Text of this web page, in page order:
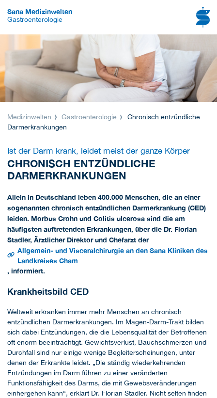
Sana Medizinwelten
Gastroenterologie
Medizinwelten Gastroenterologie
Chronisch entzündliche
Darmerkrankungen
Ist der Darm krank, leidet meist der ganze Körper
CHRONISCH ENTZÜNDLICHE
DARMERKRANKUNGEN
Allein in Deutschland leben 400.000 Menschen, die an einer
sogenannten chronisch entzündlichen Darmerkrankung (CED)
leiden. Morbus Crohn und Colitis ulcerosa sind die am
häufigsten auftretenden Erkrankungen, über die Dr. Florian
Stadler, Ärztlicher Direktor und Chefarzt der
Allgemein- und Visceralchirurgie an den Sana Kliniken des
Landkreises Cham
, informiert.
Krankheitsbild CED
Weltweit erkranken immer mehr Menschen an chronisch
entzündlichen Darmerkrankungen. Im Magen-Darm-Trakt bilden
sich dabei Entzündungen, die die Lebensqualität der Betroffenen
oft enorm beeinträchtigt. Gewichtsverlust, Bauchschmerzen und
Durchfall sind nur einige wenige Begleiterscheinungen, unter
denen der Erkrankte leidet. „Die ständig wiederkehrenden
Entzündungen im Darm führen zu einer veränderten
Funktionsfähigkeit des Darms, die mit Gewebsveränderungen
einhergehen kann“, erklärt Dr. Florian Stadler. Nicht selten finden